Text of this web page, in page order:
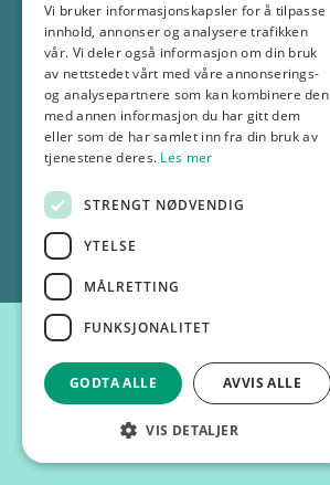
69 18 30 00
info@gp.no
Selskapsinformasjon
© 2025 GP
Vi bruker informasjonskapsler for å tilpasse
innhold, annonser og analysere trafikken
vår. Vi deler også informasjon om din bruk
av nettstedet vårt med våre annonserings-
og analysepartnere som kan kombinere den
med annen informasjon du har gitt dem
eller som de har samlet inn fra din bruk av
tjenestene deres. Les mer
STRENGT NØDVENDIG
YTELSE
MÅLRETTING
FUNKSJONALITET
GODTA ALLE AVVIS ALLE
VIS DETALJER